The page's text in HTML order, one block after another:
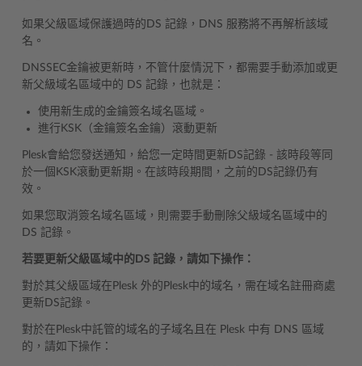
如果父級區域保護過時的DS 記錄，DNS 服務將不再解析該域
名。
DNSSEC金鑰被更新時，不管什麼情況下，都需要手動添加或更
新父級域名區域中的 DS 記錄，也就是：
使用新生成的金鑰簽名域名區域。
進行KSK（金鑰簽名金鑰）滾動更新
Plesk會給您發送通知，給您一定時間更新DS記錄 - 該時段等同
於一個KSK滾動更新期。在該時段期間，之前的DS記錄仍有
效。
如果您取消簽名域名區域，則需要手動刪除父級域名區域中的
DS 記錄。
若要更新父級區域中的DS 記錄，請如下操作：
對於其父級區域在Plesk 外的Plesk中的域名，需在域名註冊商處
更新DS記錄。
對於在Plesk中託管的域名的子域名且在 Plesk 中有 DNS 區域
的，請如下操作：